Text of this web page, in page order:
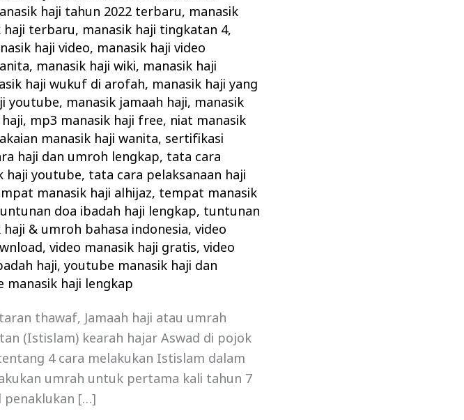
haji tahun 2022 terbaru, manasik
haji terbaru, manasik haji tingkatan 4,
haji video, manasik haji video
, manasik haji wiki, manasik haji
haji wukuf di arofah, manasik haji yang
youtube, manasik jamaah haji, manasik
, mp3 manasik haji free, niat manasik
manasik haji wanita, sertifikasi
haji dan umroh lengkap, tata cara
haji youtube, tata cara pelaksanaan haji
manasik haji alhijaz, tempat manasik
doa ibadah haji lengkap, tuntunan
haji & umroh bahasa indonesia,video
,video manasik haji gratis,video
haji,youtube manasik haji dan
manasik haji lengkap
thawaf, Jamaah haji atau umrah
(Istislam) kearah hajar Aswad di pojok
4 cara melakukan Istislam dalam
umrah untuk pertama kali tahun 7
penaklukan […]